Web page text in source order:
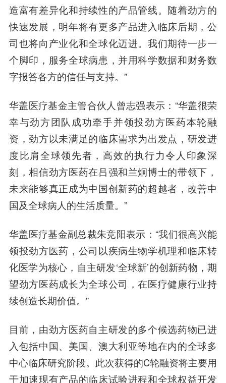
造富有差异化和持续性的产品管线。随着劲方的
快速发展，明年将有更多产品进入临床后期，公
司也将向产业化和全球化迈进。我们期待一步一
个脚印，服务全球病患，并用科学数据和财务数
字报答各方的信任与支持。”
华盖医疗基金主管合伙人曾志强表示：“华盖很荣
幸与劲方团队成功牵手并领投劲方医药本轮融
资，劲方以未满足的临床需求为出发点，研发进
度比肩全球领先者，高效的执行力令人印象深
刻，相信劲方医药在吕强和兰炯博士的带领下，
未来能够真正成为中国创新药的超越者，改善中
国及全球病人的生活质量。”
华盖医疗基金副总裁朱竞阳表示：“我们很高兴能
领投劲方医药，公司以疾病生物学机理和临床转
化医学为核心，自主研发‘全球新’的创新药物，期
望劲方医药成长为全球公司，在医疗健康行业持
续创造长期价值。”
目前，由劲方医药自主研发的多个候选药物已进
入包括中国、美国、澳大利亚等地在内的全球多
中心临床研究阶段。此次获得的C轮融资将主要用
于加速现有产品的临床试验进程和全球权益开发